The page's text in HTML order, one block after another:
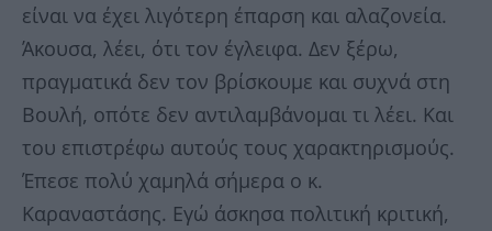
είναι να έχει λιγότερη έπαρση και αλαζονεία.
Άκουσα, λέει, ότι τον έγλειφα. Δεν ξέρω,
πραγματικά δεν τον βρίσκουμε και συχνά στη
Βουλή, οπότε δεν αντιλαμβάνομαι τι λέει. Και
του επιστρέφω αυτούς τους χαρακτηρισμούς.
Έπεσε πολύ χαμηλά σήμερα ο κ.
Καραναστάσης. Εγώ άσκησα πολιτική κριτική,